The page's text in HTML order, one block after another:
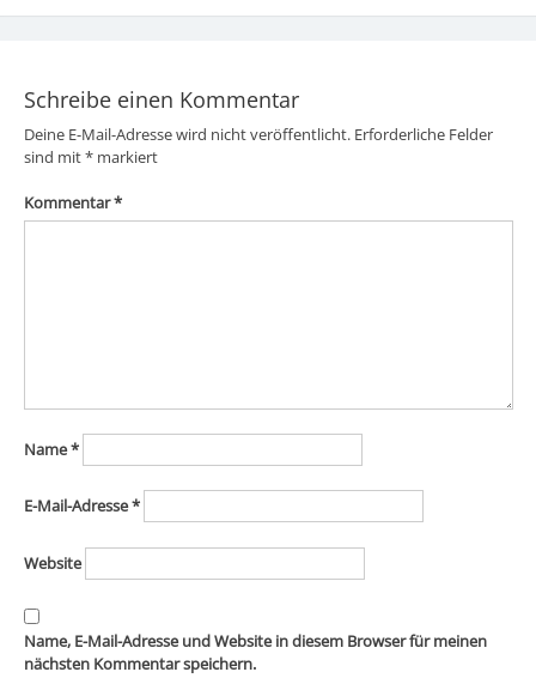
Schreibe einen Kommentar
Deine E-Mail-Adresse wird nicht veröffentlicht. Erforderliche Felder
sind mit*markiert
Kommentar*
Name*
E-Mail-Adresse*
Website
Name, E-Mail-Adresse und Website in diesem Browser für meinen
nächsten Kommentar speichern.